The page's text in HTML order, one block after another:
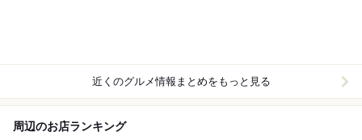
近くのグルメ情報まとめをもっと見る
周辺のお店ランキング